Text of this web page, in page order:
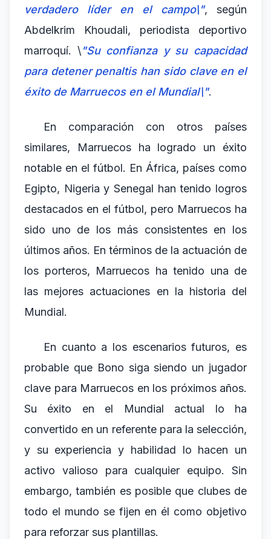
verdadero líder en el campo\", según
Abdelkrim Khoudali, periodista deportivo
marroquí. \"Su confianza y su capacidad
para detener penaltis han sido clave en el
éxito de Marruecos en el Mundial\".
En comparación con otros países
similares, Marruecos ha logrado un éxito
notable en el fútbol. En África, países como
Egipto, Nigeria y Senegal han tenido logros
destacados en el fútbol, pero Marruecos ha
sido uno de los más consistentes en los
últimos años. En términos de la actuación de
los porteros, Marruecos ha tenido una de
las mejores actuaciones en la historia del
Mundial.
En cuanto a los escenarios futuros, es
probable que Bono siga siendo un jugador
clave para Marruecos en los próximos años.
Su éxito en el Mundial actual lo ha
convertido en un referente para la selección,
y su experiencia y habilidad lo hacen un
activo valioso para cualquier equipo. Sin
embargo, también es posible que clubes de
todo el mundo se fijen en él como objetivo
para reforzar sus plantillas.